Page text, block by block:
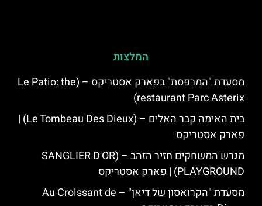
המלצות
מסעדת "המרפסת" בפארק אסטריקס – (Le Patio: the
restaurant Parc Asterix)
בית האימה קבר האלים – (Le Tombeau Des Dieux) |
פארק אסטריקס
מגרש המשחקים חזיר הזהב – (SANGLIER D'OR
PLAYGROUND) | פארק אסטריקס
מסעדת "הקרואסון של דיאן" – Au Croissant de